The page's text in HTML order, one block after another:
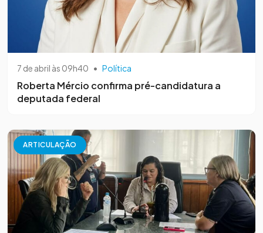
7 de abril às 09h40 • Política
Roberta Mércio confirma pré-candidatura a
deputada federal
ARTICULAÇÃO